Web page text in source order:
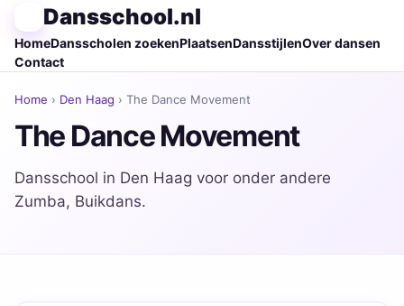
Dansschool.nl
HomeDansscholen zoekenPlaatsenDansstijlenOver dansen
Contact
Home › Den Haag › The Dance Movement
The Dance Movement
Dansschool in Den Haag voor onder andere
Zumba, Buikdans.